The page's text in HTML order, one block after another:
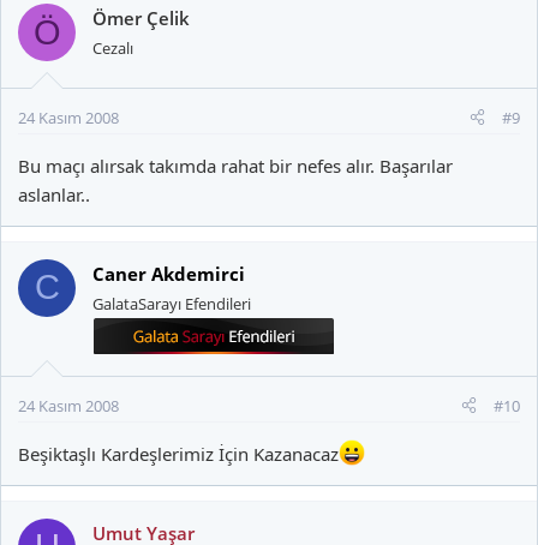
Ö Ömer Çelik
Cezalı
24 Kasım 2008 #9
Bu maçı alırsak takımda rahat bir nefes alır. Başarılar
aslanlar..
C Caner Akdemirci
GalataSarayı Efendileri
24 Kasım 2008 #10
Beşiktaşlı Kardeşlerimiz İçin Kazanacaz
Umut Yaşar